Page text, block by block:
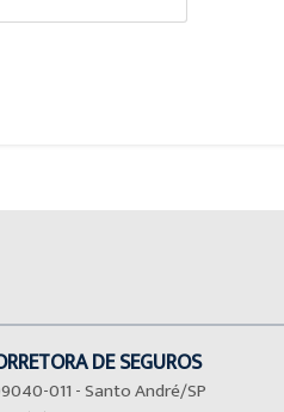
DE SEGUROS
011 - Santo André/SP